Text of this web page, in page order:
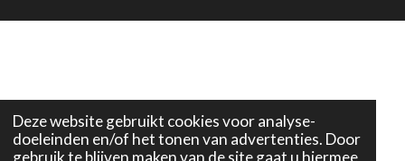
Deze website gebruikt cookies voor analyse-
doeleinden en/of het tonen van advertenties. Door
gebruik te blijven maken van de site gaat u hiermee